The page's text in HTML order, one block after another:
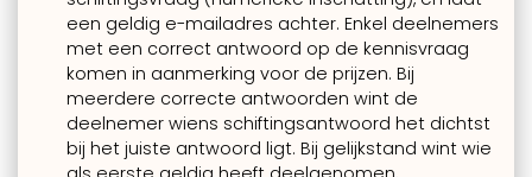
een geldig e-mailadres achter. Enkel deelnemers
met een correct antwoord op de kennisvraag
komen in aanmerking voor de prijzen. Bij
meerdere correcte antwoorden wint de
deelnemer wiens schiftingsantwoord het dichtst
bij het juiste antwoord ligt. Bij gelijkstand wint wie